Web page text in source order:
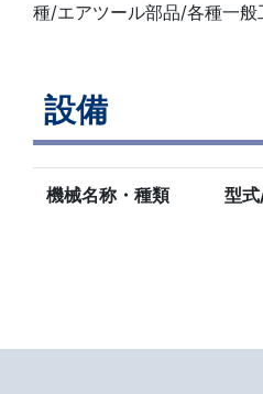
種/エアツール部品/各種一
設備
機械名称・種類 型